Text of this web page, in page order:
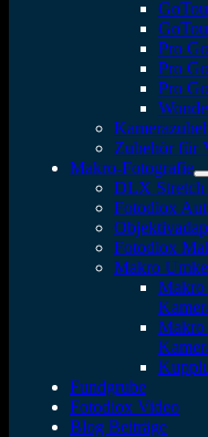
Pro
Pro
Pro
Zubehör für
Makro-Fotografie
DLX Stretch
Fotodiox
Fotodiox
Makro
Makro
Fundgrube
Fotodiox Video
Blog Beiträge